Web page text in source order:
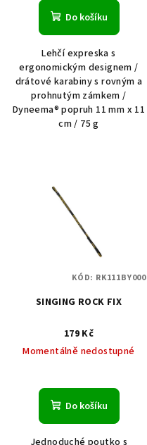
Do košíku
Lehčí expreska s
ergonomickým designem /
drátové karabiny s rovným a
prohnutým zámkem /
Dyneema® popruh 11 mm x 11
cm / 75 g
SINGING ROCK FIX
179 Kč
Momentálně nedostupné
Do košíku
Jednoduché poutko s
KÓD: RK111BY000